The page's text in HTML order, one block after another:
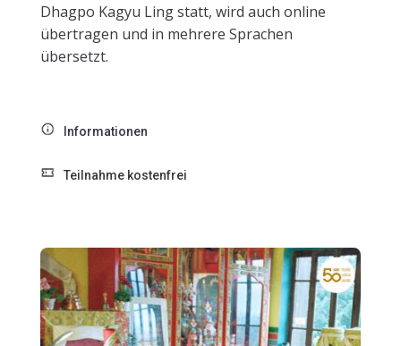
Dhagpo Kagyu Ling statt, wird auch online
übertragen und in mehrere Sprachen
übersetzt.
Informationen
Teilnahme kostenfrei